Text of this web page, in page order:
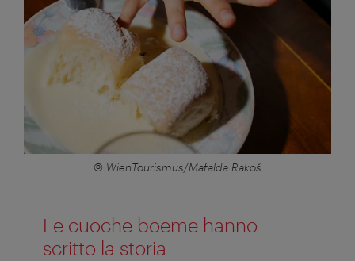
© WienTourismus/Mafalda Rakoš
Le cuoche boeme hanno
scritto la storia